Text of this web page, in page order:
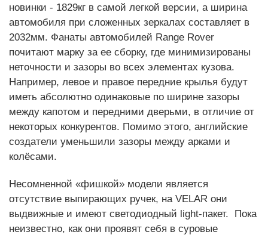
новинки - 1829кг в самой легкой версии, а ширина
автомобиля при сложенных зеркалах составляет в
2032мм. Фанаты автомобилей Range Rover
почитают марку за ее сборку, где минимизированы
неточности и зазоры во всех элементах кузова.
Например, левое и правое передние крылья будут
иметь абсолютно одинаковые по ширине зазоры
между капотом и передними дверьми, в отличие от
некоторых конкурентов. Помимо этого, английские
создатели уменьшили зазоры между арками и
колёсами.
Несомненной «фишкой» модели является
отсутствие выпирающих ручек, на VELAR они
выдвижные и имеют светодиодный light-пакет. Пока
неизвестно, как они проявят себя в суровые